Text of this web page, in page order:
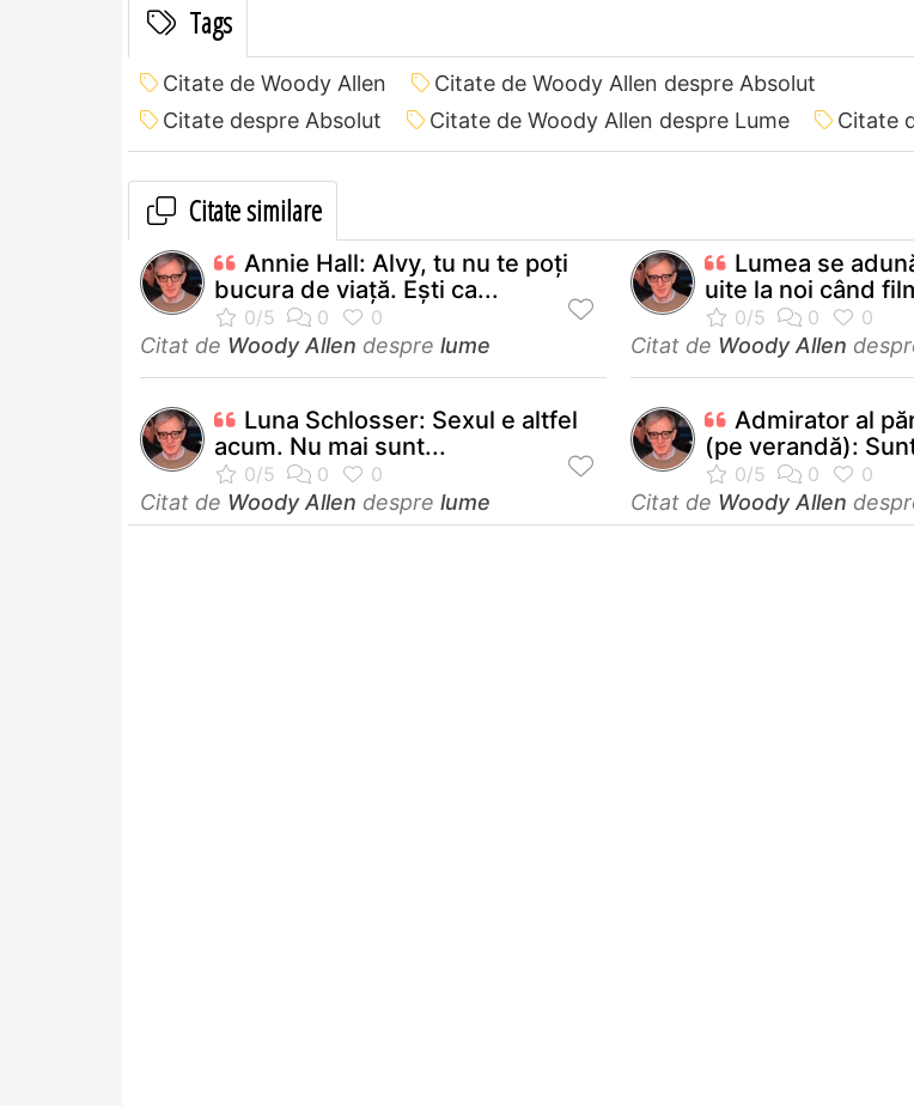
Tags
Citate de Woody Allen
Citate de Woody Allen despre Absolut
Citate despre Absolut
Citate de Woody Allen despre Lume Citate
Citate similare
Annie Hall: Alvy, tu nu te poţi
bucura de viaţă. Eşti ca...
Citat de Woody Allen despre lume
Lumea se
uite la noi când
Citat de Woody Allen
Luna Schlosser: Sexul e altfel
acum. Nu mai sunt...
Citat de Woody Allen despre lume
Admirator al
(pe verandă):
Citat de Woody Allen